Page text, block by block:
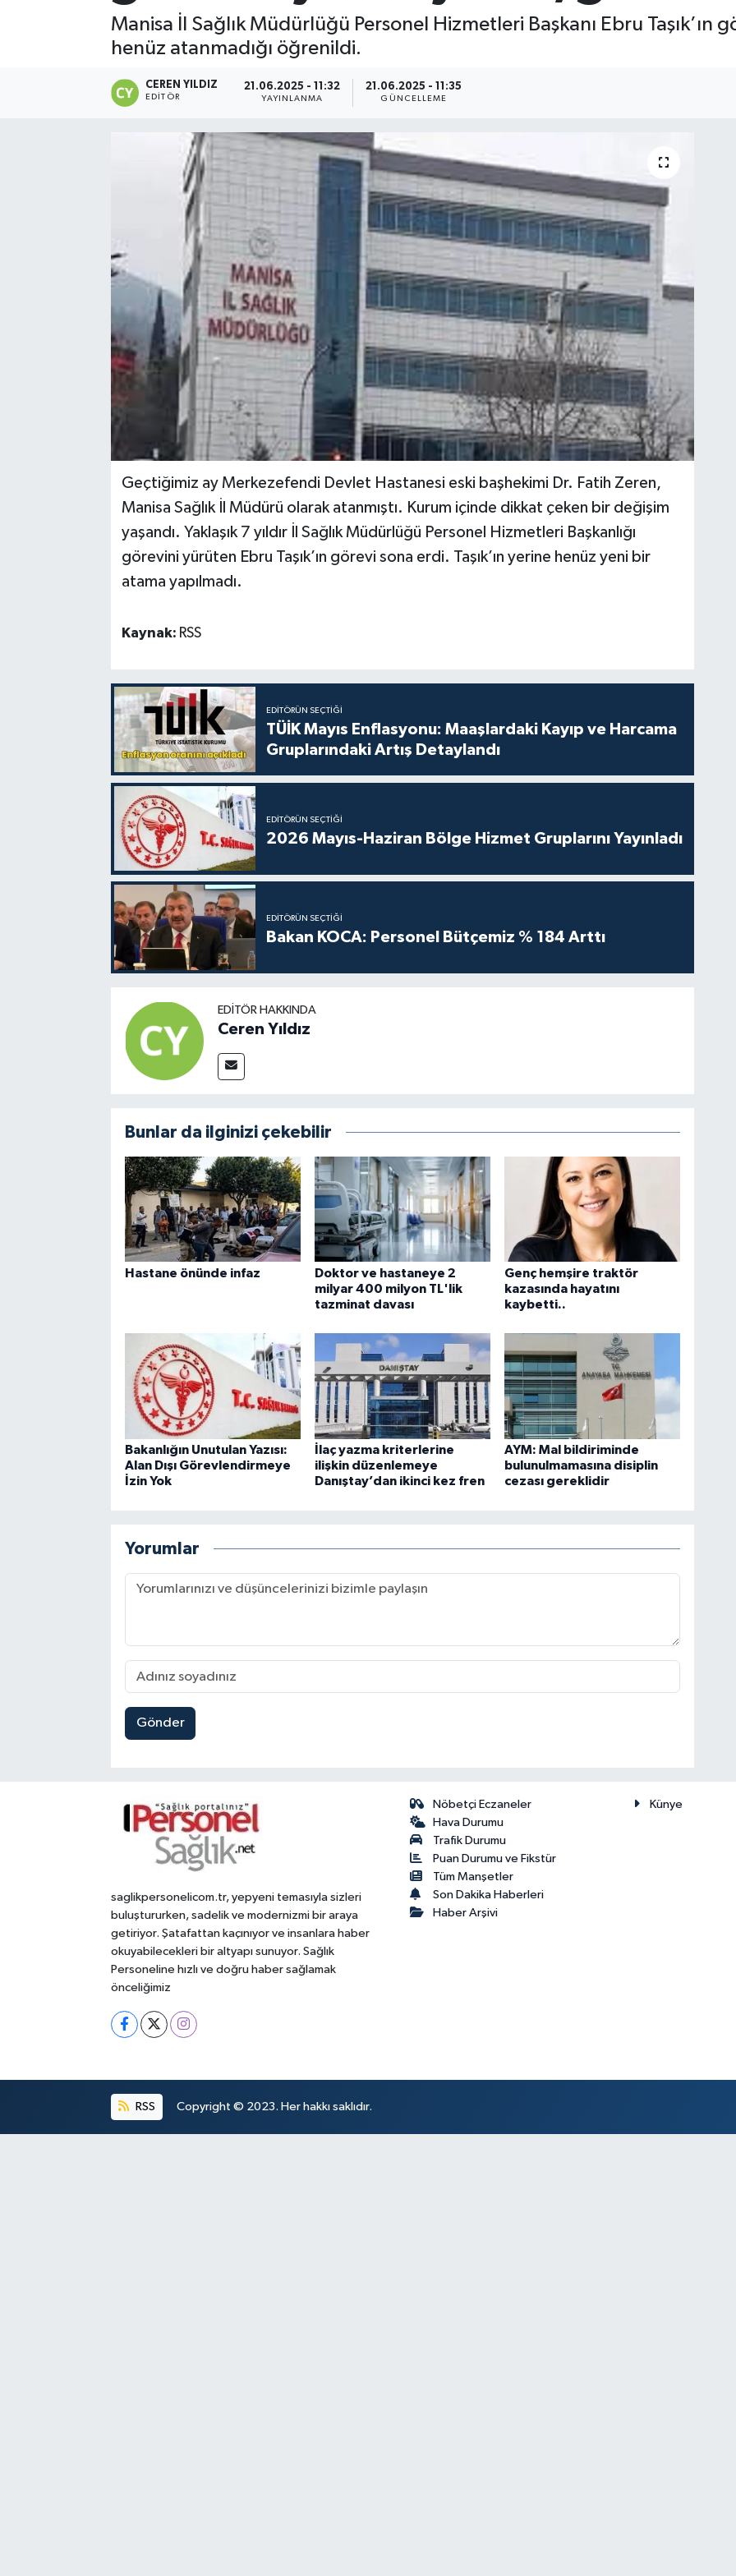
Manisa İl Sağlık Müdürlüğü Personel Hizmetleri Başkanı Ebru Taşık’ın
henüz atanmadığı öğrenildi.
CEREN YILDIZ
EDITÖR
21.06.2025 - 11:32
YAYINLANMA
21.06.2025 - 11:35
GÜNCELLEME
Geçtiğimiz ay Merkezefendi Devlet Hastanesi eski başhekimi Dr. Fatih Zeren,
Manisa Sağlık İl Müdürü olarak atanmıştı. Kurum içinde dikkat çeken bir değişim
yaşandı. Yaklaşık 7 yıldır İl Sağlık Müdürlüğü Personel Hizmetleri Başkanlığı
görevini yürüten Ebru Taşık’ın görevi sona erdi. Taşık’ın yerine henüz yeni bir
atama yapılmadı.
Kaynak: RSS
EDITÖRÜN SEÇTIĞI
TÜİK Mayıs Enflasyonu: Maaşlardaki Kayıp ve Harcama
Gruplarındaki Artış Detaylandı
EDITÖRÜN SEÇTIĞI
2026 Mayıs-Haziran Bölge Hizmet Gruplarını Yayınladı
EDITÖRÜN SEÇTIĞI
Bakan KOCA: Personel Bütçemiz % 184 Arttı
EDITÖR HAKKINDA
Ceren Yıldız
Bunlar da ilginizi çekebilir
Hastane önünde infaz
Doktor ve hastaneye 2
milyar 400 milyon TL'lik
tazminat davası
Genç hemşire traktör
kazasında hayatını
kaybetti..
Bakanlığın Unutulan Yazısı:
Alan Dışı Görevlendirmeye
İzin Yok
İlaç yazma kriterlerine
ilişkin düzenlemeye
Danıştay’dan ikinci kez fren
AYM: Mal bildiriminde
bulunulmamasına disiplin
cezası gereklidir
Yorumlar
Gönder
saglikpersonelicom.tr, yepyeni temasıyla sizleri
buluştururken, sadelik ve modernizmi bir araya
getiriyor. Şatafattan kaçınıyor ve insanlara haber
okuyabilecekleri bir altyapı sunuyor. Sağlık
Personeline hızlı ve doğru haber sağlamak
önceliğimiz
Nöbetçi Eczaneler
Hava Durumu
Trafik Durumu
Puan Durumu ve Fikstür
Tüm Manşetler
Son Dakika Haberleri
Haber Arşivi
Künye
RSS Copyright © 2023. Her hakkı saklıdır.